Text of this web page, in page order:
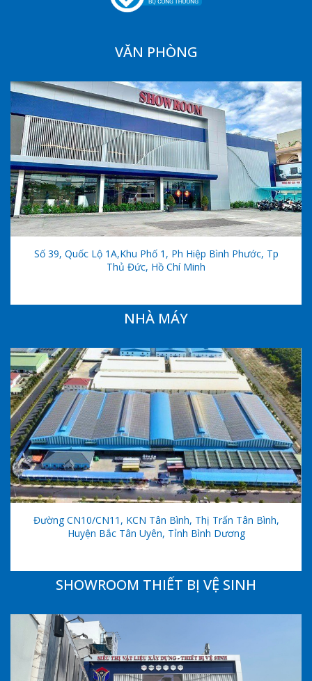
VĂN PHÒNG
Số 39, Quốc Lộ 1A,khu Phố 1, Ph Hiệp Bình Phước, Tp
Thủ Đức, Hồ Chí Minh
NHÀ MÁY
Đường CN10/CN11, KCN Tân Bình, Thị Trấn Tân Bình,
Huyện Bắc Tân Uyên, Tỉnh Bình Dương
SHOWROOM THIẾT BỊ VỆ SINH